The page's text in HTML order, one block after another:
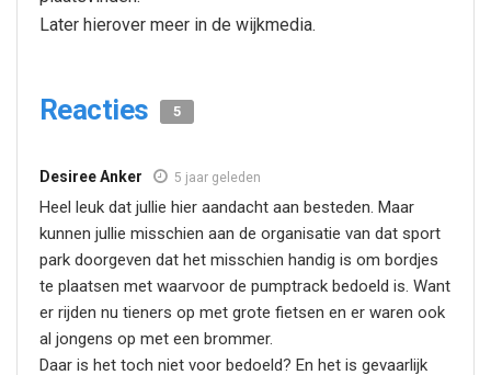
Later hierover meer in de wijkmedia.
Reacties 5
Desiree Anker 5 jaar geleden
Heel leuk dat jullie hier aandacht aan besteden. Maar
kunnen jullie misschien aan de organisatie van dat sport
park doorgeven dat het misschien handig is om bordjes
te plaatsen met waarvoor de pumptrack bedoeld is. Want
er rijden nu tieners op met grote fietsen en er waren ook
al jongens op met een brommer.
Daar is het toch niet voor bedoeld? En het is gevaarlijk